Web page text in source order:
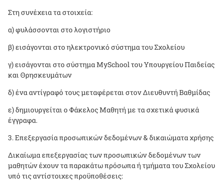
Στη συνέχεια τα στοιχεία:
α) φυλάσσονται στο λογιστήριο
β) εισάγονται στο ηλεκτρονικό σύστημα του Σχολείου
γ) εισάγονται στο σύστημαMySchoolτου Υπουργείου Παιδείας
και Θρησκευμάτων
δ) ένα αντίγραφό τους μεταφέρεται στον Διευθυντή Βαθμίδας
ε) δημιουργείται ο Φάκελος Μαθητή με τα σχετικά φυσικά
έγγραφα.
Επεξεργασία προσωπικών δεδομένων & δικαιώματα χρήσης
Δικαίωμα επεξεργασίας των προσωπικών δεδομένων των
μαθητών έχουν τα παρακάτω πρόσωπα ή τμήματα του Σχολείου
υπό τις αντίστοιχες προϋποθέσεις: